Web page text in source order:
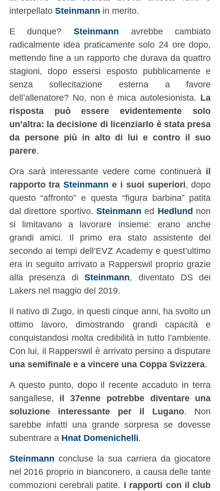
interpellato Steinmann in merito.
E dunque? Steinmann avrebbe cambiato
radicalmente idea praticamente solo 24 ore dopo,
mettendo fine a un rapporto che durava da quattro
stagioni, dopo essersi esposto pubblicamente e
senza sollecitazione esterna a favore
dell’allenatore? No, non è mica autolesionista. La
risposta può essere evidentemente solo
un’altra: la decisione di licenziarlo è stata presa
da persone più in alto di lui e contro il suo
parere.
Ora sarà interessante vedere come continuerà il
rapporto traSteinmann e i suoi superiori, dopo
questo “affronto” e questa “figura barbina” patita
dal direttore sportivo. Steinmann ed Hedlund non
si limitavano a lavorare insieme: erano anche
grandi amici. Il primo era stato assistente del
secondo ai tempi dell’EVZ Academy e quest’ultimo
era in seguito arrivato a Rapperswil proprio grazie
alla presenza diSteinmann, diventato DS dei
Lakers nel maggio del 2019.
Il nativo di Zugo, in questi cinque anni, ha svolto un
ottimo lavoro, dimostrando grandi capacità e
conquistandosi molta credibilità in tutto l’ambiente.
Con lui, il Rapperswil è arrivato persino a disputare
una semifinale e a vincere una Coppa Svizzera.
A questo punto, dopo il recente accaduto in terra
sangallese, il 37enne potrebbe diventare una
soluzione interessante per il Lugano. Non
sarebbe infatti una grande sorpresa se dovesse
subentrare a Hnat Domenichelli.
Steinmann concluse la sua carriera da giocatore
nel 2016 proprio in bianconero, a causa delle tante
commozioni cerebrali patite. I rapporti con il club